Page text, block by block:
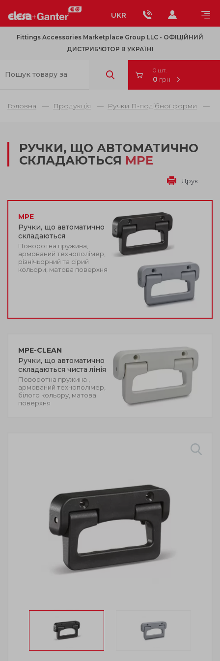
UKR
Fittings Accessories Marketplace Group LLC - OФІЦІЙНИЙ
ДИСТРИБ'ЮТОР В УКРАЇНІ
0 шт.
0 грн
Головна Продукція Ручки П-подібної форми
РУЧКИ, ЩО АВТОМАТИЧНО
СКЛАДАЮТЬСЯ MPE
Друк
MPE
Ручки, що автоматично
складаються
Поворотна пружина,
армований технополімер,
різнічьорний та сірий
кольори, матова поверхня
MPE-CLEAN
Ручки, що автоматично
складаються чиста лінія
Поворотна пружина ,
армований технополімер,
білого кольору, матова
поверхня